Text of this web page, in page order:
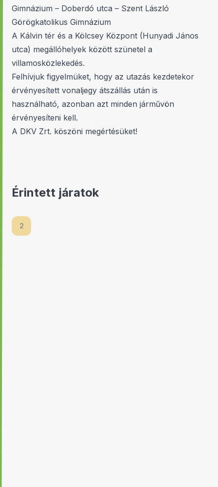
Gimnázium – Doberdó utca – Szent László
Görögkatolikus Gimnázium
A Kálvin tér és a Kölcsey Központ (Hunyadi János
utca) megállóhelyek között szünetel a
villamosközlekedés.
Felhívjuk figyelmüket, hogy az utazás kezdetekor
érvényesített vonaljegy átszállás után is
használható, azonban azt minden járművön
érvényesíteni kell.
A DKV Zrt. köszöni megértésüket!
Érintett járatok
2